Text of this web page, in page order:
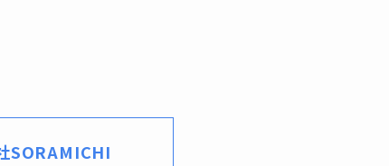
SORAMICHI